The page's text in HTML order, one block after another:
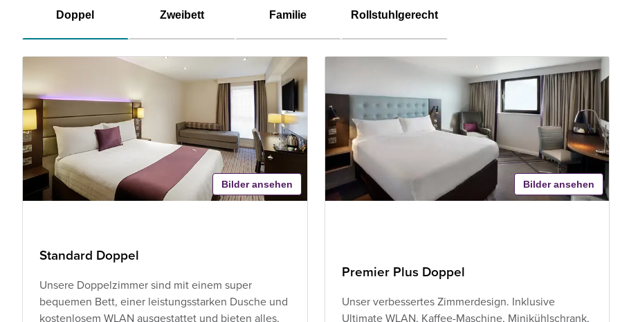
Doppel Zweibett Familie Rollstuhlgerecht
Bilder ansehen
Standard Doppel
Unsere Doppelzimmer sind mit einem super
bequemen Bett, einer leistungsstarken Dusche und
kostenlosem WLAN ausgestattet und bieten alles,
Bilder ansehen
Premier Plus Doppel
Unser verbessertes Zimmerdesign. Inklusive
Ultimate WLAN, Kaffee-Maschine, Minikühlschrank,